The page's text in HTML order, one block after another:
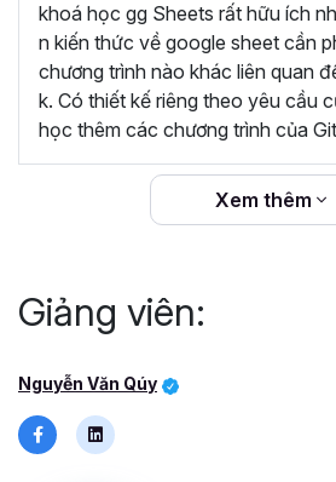
dàng áp dụng vào công việc
lý dữ liệu. Khóa học rất hữu
giảng viên Nguyễn Văn Quý
kiến thức bổ ích”
“Giảng viên đồng hành cùng
quá trình học và sau khi kết
Gitiho cam kết hoàn trả 100%
viên không hài lòng.”
khoá học gg Sheets rất hữu ích
n kiến thức về google sheet cần
chương trình nào khác liên quan
k. Có thiết kế riêng theo yêu cầu
học thêm các chương trình của
Xem thêm
Giảng viên:
Nguyễn Văn Qúy